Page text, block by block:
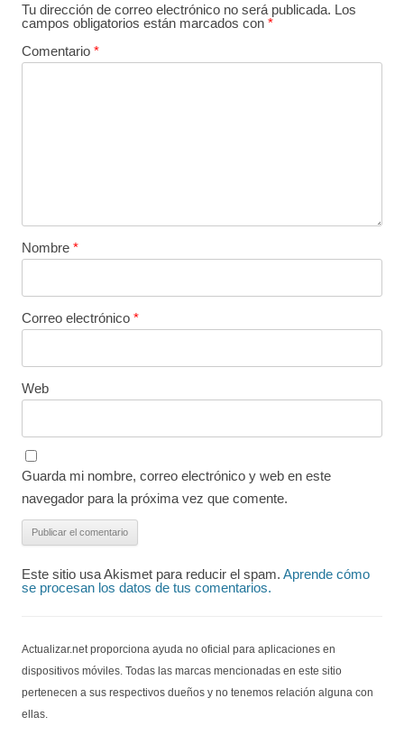
Tu dirección de correo electrónico no será publicada. Los
campos obligatorios están marcados con *
Comentario *
Nombre *
Correo electrónico *
Web
Guarda mi nombre, correo electrónico y web en este
navegador para la próxima vez que comente.
Este sitio usa Akismet para reducir el spam. Aprende cómo
se procesan los datos de tus comentarios.
Actualizar.net proporciona ayuda no oficial para aplicaciones en
dispositivos móviles. Todas las marcas mencionadas en este sitio
pertenecen a sus respectivos dueños y no tenemos relación alguna con
ellas.